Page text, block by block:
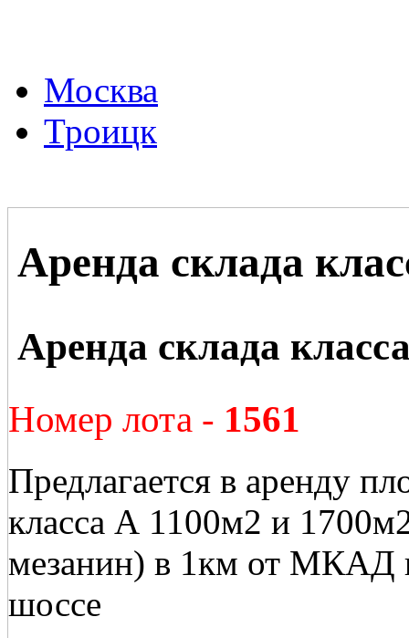
Москва
Троицк
Аренда склада
Аренда склада
Номер лота - 1561
Предлагается в аренду
класса А 1100м2 и
мезанин) в 1км от МКАД
шоссе